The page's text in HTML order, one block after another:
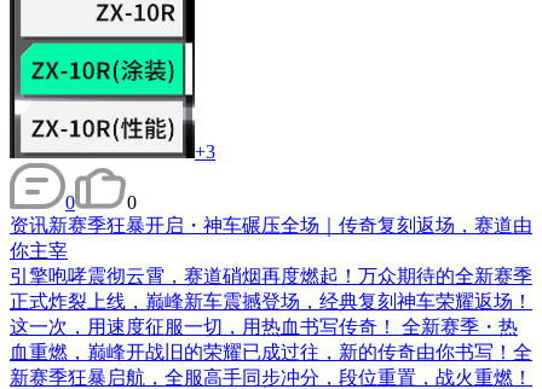
+3
0
0
资讯新赛季狂暴开启・神车碾压全场｜传奇复刻返场，赛道由
你主宰
引擎咆哮震彻云霄，赛道硝烟再度燃起！万众期待的全新赛季
正式炸裂上线，巅峰新车震撼登场，经典复刻神车荣耀返场！
这一次，用速度征服一切，用热血书写传奇！ 全新赛季・热
血重燃，巅峰开战旧的荣耀已成过往，新的传奇由你书写！全
新赛季狂暴启航，全服高手同步冲分，段位重置，战火重燃！